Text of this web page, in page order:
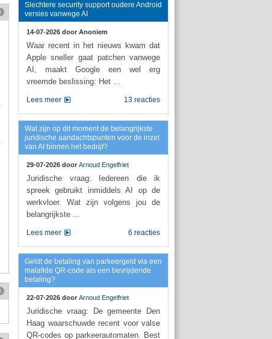
Slechtere security support oudere Android
versies vanwege AI
14-07-2026 door Anoniem
Waar recent in het nieuws kwam dat
Apple sneller gaat patchen vanwege
AI, maakt Google een wel erg
vreemde beslissing: Het ...
13 reacties
Lees meer
Wat zijn op dit moment de belangrijkste
juridische aandachtspunten voor de inzet
van AI binnen het bedrijf?
29-07-2026 door Arnoud Engelfriet
Juridische vraag: Iedereen die ik
spreek gebruikt inmiddels AI op de
werkvloer. Wat zijn volgens jou de
belangrijkste ...
6 reacties
Lees meer
Geldt de betaling van parkeergeld via een
malafide QR-code als een bevrijdende
betaling?
22-07-2026 door Arnoud Engelfriet
Juridische vraag: De gemeente Den
Haag waarschuwde recent voor valse
QR-codes op parkeerautomaten. Best